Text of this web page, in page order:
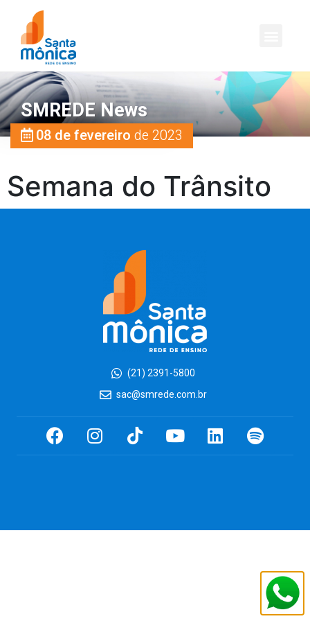
SMREDE News
08 de fevereiro de 2023
Semana do Trânsito
(21) 2391-5800
sac@smrede.com.br